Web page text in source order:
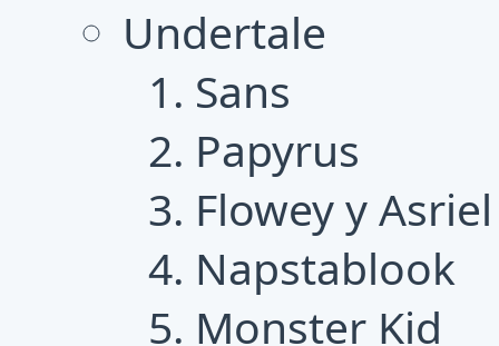
Undertale
Sans
Papyrus
Flowey y Asriel
Napstablook
Monster Kid